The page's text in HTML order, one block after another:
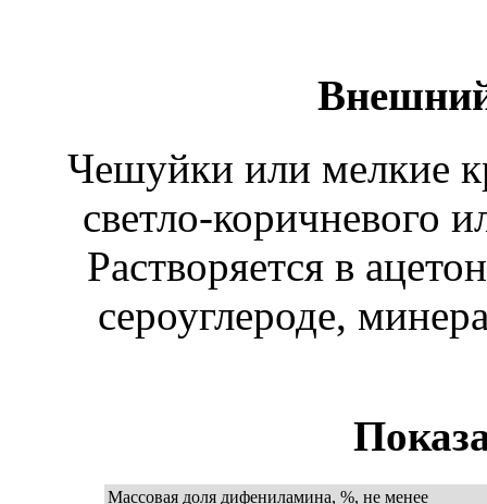
Чешуйки или мелкие
светло-коричневого
Растворяется в
сероуглероде,
Массовая доля дифениламина, %, не менее